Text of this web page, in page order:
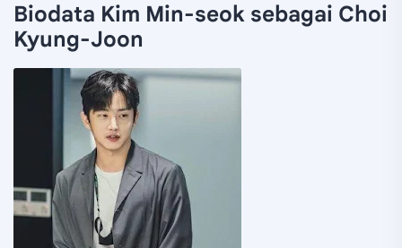
Biodata Kim Min-seok sebagai Choi
Kyung-Joon